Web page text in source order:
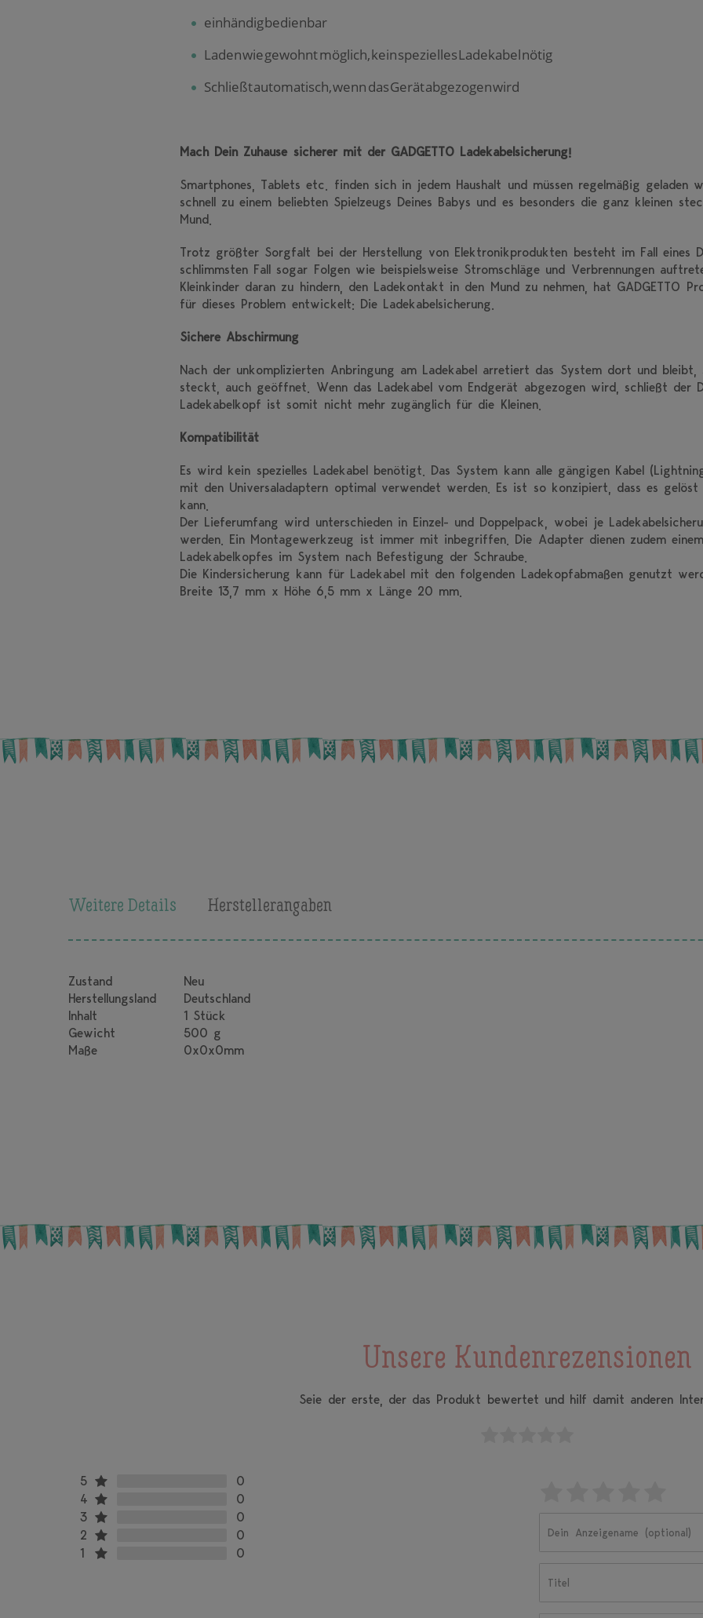
einhändig bedienbar
Laden wie gewohnt möglich, kein spezielles Ladekabel nötig
Schließt automatisch, wenn das Gerät abgezogen wird
Mach Dein Zuhause sicherer mit der GADGETTO Ladekabelsicherung!
Smartphones, Tablets etc. finden sich in jedem Haushalt und müssen regelmäßig geladen
schnell zu einem beliebten Spielzeugs Deines Babys und es besonders die ganz kleinen
Mund.
Trotz größter Sorgfalt bei der Herstellung von Elektronikprodukten besteht im Fall eines
schlimmsten Fall sogar Folgen wie beispielsweise Stromschläge und Verbrennungen
Kleinkinder daran zu hindern, den Ladekontakt in den Mund zu nehmen, hat GADGETTO
für dieses Problem entwickelt: Die Ladekabelsicherung.
Sichere Abschirmung
Nach der unkomplizierten Anbringung am Ladekabel arretiert das System dort und bleibt,
steckt, auch geöffnet. Wenn das Ladekabel vom Endgerät abgezogen wird, schließt der
Ladekabelkopf ist somit nicht mehr zugänglich für die Kleinen.
Kompatibilität
Es wird kein spezielles Ladekabel benötigt. Das System kann alle gängigen Kabel
mit den Universaladaptern optimal verwendet werden. Es ist so konzipiert, dass es
kann.
Der Lieferumfang wird unterschieden in Einzel- und Doppelpack, wobei je
werden. Ein Montagewerkzeug ist immer mit inbegriffen. Die Adapter dienen zudem
Ladekabelkopfes im System nach Befestigung der Schraube.
Die Kindersicherung kann für Ladekabel mit den folgenden Ladekopfabmaßen genutzt
Breite 13,7 mm x Höhe 6,5 mm x Länge 20 mm.
Weitere Details Herstellerangaben
Zustand
Neu
Herstellungsland
Deutschland
Inhalt
1 Stück
Gewicht
500 g
Maße
0x0x0mm
Unsere Kundenrezensionen
Seie der erste, der das Produkt bewertet und hilf damit anderen
5
0
4
0
3
0
2
0
1
0
von
5
von
5
von
5
von
5
von
5
Dein
Anzeigename
Platzhalter